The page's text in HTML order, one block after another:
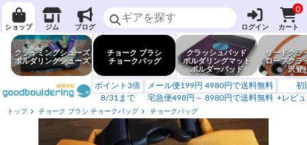
ショップ ジム ブログ ログイン
0
カート
クライミングシューズ
ボルダリングシューズ
チョーク ブラシ
チョークバッグ
クラッシュパッド
ボルダリングマット
ボルダーパッド
リードクラ
ロープクラ
沢登
ポイント3倍
8/31まで
メール便199円 4980円で送料無料
宅急便498円～ 8980円で送料無料
初
+レビ
トップ チョーク ブラシ チョークバッグ チョークバッグ